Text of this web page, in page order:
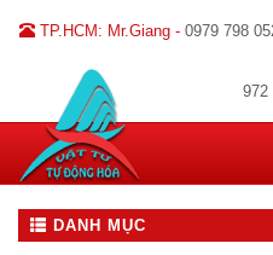
TP.HCM: Mr.Giang - 0979 798
972
DANH MỤC